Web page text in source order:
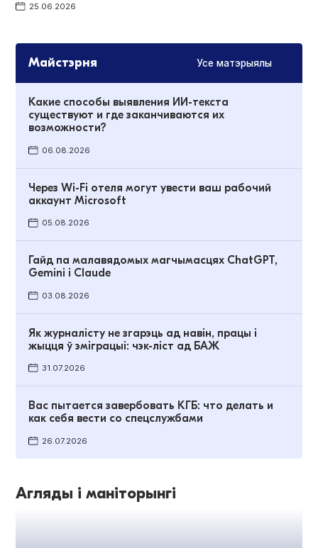
25.06.2026
Майстэрня Усе матэрыялы
Какие способы выявления ИИ-текста
существуют и где заканчиваются их
возможности?
06.08.2026
Через Wi-Fi отеля могут увести ваш рабочий
аккаунт Microsoft
05.08.2026
Гайд па малавядомых магчымасцях ChatGPT,
Gemini і Claude
03.08.2026
Як журналісту не згарэць ад навін, працы і
жыцця ў эміграцыі: чэк-ліст ад БАЖ
31.07.2026
Вас пытается завербовать КГБ: что делать и
как себя вести со спецслужбами
26.07.2026
Агляды і маніторынгі